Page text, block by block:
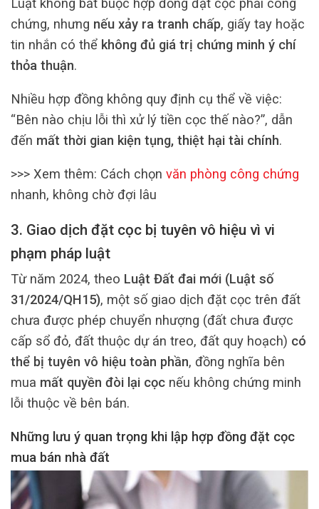
chứng, nhưng nếu xảy ra tranh chấp, giấy tay hoặc
tin nhắn có thể không đủ giá trị chứng minh ý chí
thỏa thuận.
Nhiều hợp đồng không quy định cụ thể về việc:
“Bên nào chịu lỗi thì xử lý tiền cọc thế nào?”, dẫn
đến mất thời gian kiện tụng, thiệt hại tài chính.
>>> Xem thêm: Cách chọn văn phòng công chứng
nhanh, không chờ đợi lâu
3. Giao dịch đặt cọc bị tuyên vô hiệu vì vi
phạm pháp luật
Từ năm 2024, theo Luật Đất đai mới (Luật số
31/2024/QH15), một số giao dịch đặt cọc trên đất
chưa được phép chuyển nhượng (đất chưa được
cấp sổ đỏ, đất thuộc dự án treo, đất quy hoạch) có
thể bị tuyên vô hiệu toàn phần, đồng nghĩa bên
mua mất quyền đòi lại cọc nếu không chứng minh
lỗi thuộc về bên bán.
Những lưu ý quan trọng khi lập hợp đồng đặt cọc
mua bán nhà đất